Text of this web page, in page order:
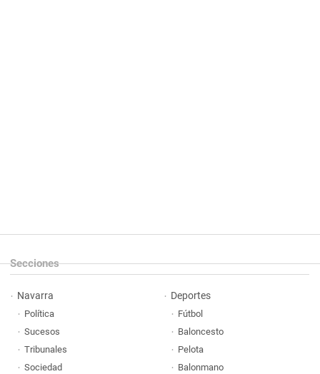
Secciones
Navarra
Política
Sucesos
Tribunales
Sociedad
Deportes
Fútbol
Baloncesto
Pelota
Balonmano